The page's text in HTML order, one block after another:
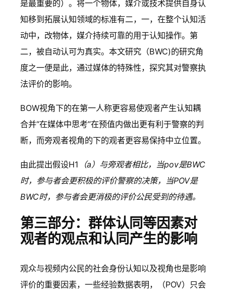
是最重要的）。将一个物体，媒介或技术提供自身认
知移到拓展认知领域的标准有二，一，在整个认知活
动中，改物体，媒介持续可靠的用于认知操作。第
二，被自动认可为真实。本文研究（BWC)的研究角
度之一便是此，通过媒体的特殊性，探究其对警察执
法评价的影响。
BOW视角下的在第一人称更容易使观者产生认知耦
合并“在媒体中思考”在预值内做出更有利于警察的判
断，而旁观者视角的下的观者更容易保持中立位置。
由此提出假设H1 （a）与旁观者相比，当pov是BWC
时，参与者会更积极的评价警察的决策，当POV是
BWC时，参与者会更消极的评价公民受到的待遇。
第三部分：群体认同等因素对
观者的观点和认同产生的影响
观众与视频内公民的社会身份认知以及视角也是影响
评价的重要因素，一些经验数据表明，（POV）只会